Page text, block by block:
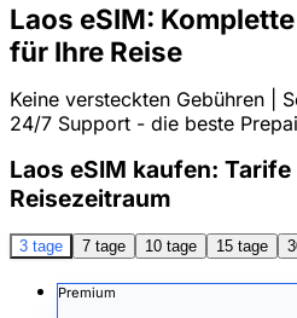
Laos eSIM:
für Ihre Reise
Keine versteckten Gebühren |
24/7 Support - die beste
Laos eSIM kaufen:
Reisezeitraum
3 tage 7 tage 10 tage 15 tage
Premium